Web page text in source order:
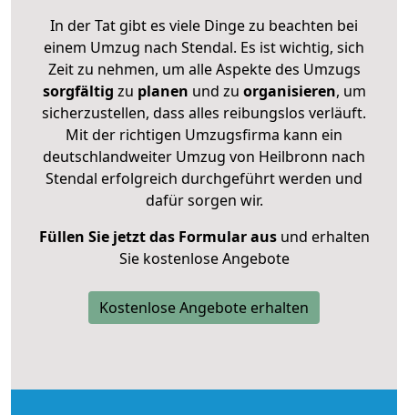
In der Tat gibt es viele Dinge zu beachten bei
einem Umzug nach Stendal. Es ist wichtig, sich
Zeit zu nehmen, um alle Aspekte des Umzugs
sorgfältig zu planen und zu organisieren, um
sicherzustellen, dass alles reibungslos verläuft.
Mit der richtigen Umzugsfirma kann ein
deutschlandweiter Umzug von Heilbronn nach
Stendal erfolgreich durchgeführt werden und
dafür sorgen wir.
Füllen Sie jetzt das Formular ausund erhalten
Sie kostenlose Angebote
Kostenlose Angebote erhalten